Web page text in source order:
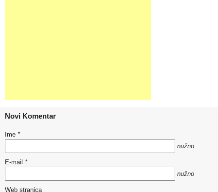
Novi Komentar
Ime *
nužno
E-mail *
nužno
Web stranica